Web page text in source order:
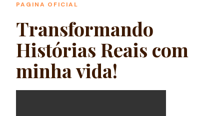
PAGINA OFICIAL
Transformando
Histórias Reais com
minha vida!